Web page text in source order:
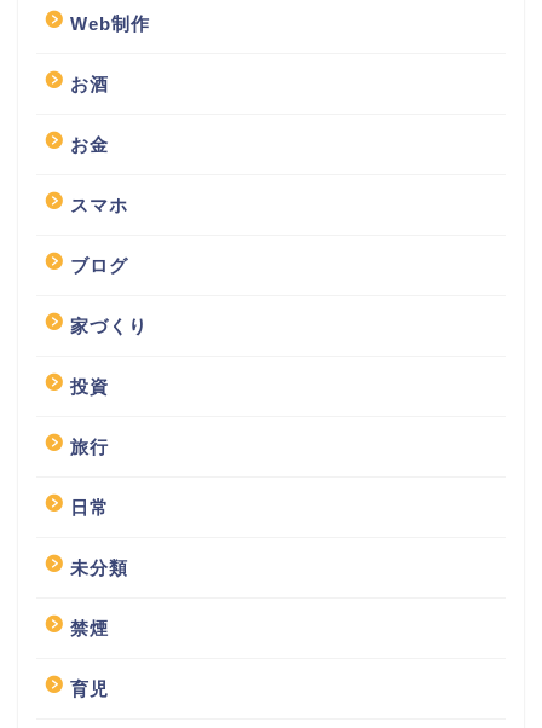
Web制作
お酒
お金
スマホ
ブログ
家づくり
投資
旅行
日常
未分類
禁煙
育児